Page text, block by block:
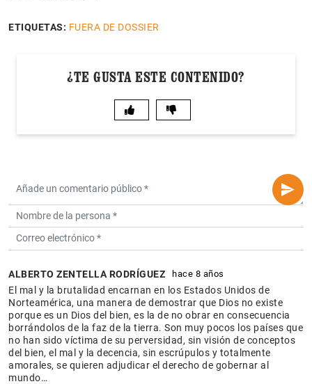
ETIQUETAS: FUERA DE DOSSIER
¿TE GUSTA ESTE CONTENIDO?
ALBERTO ZENTELLA RODRÍGUEZ hace 8 años
El mal y la brutalidad encarnan en los Estados Unidos de
Norteamérica, una manera de demostrar que Dios no existe
porque es un Dios del bien, es la de no obrar en consecuencia
borrándolos de la faz de la tierra. Son muy pocos los países que
no han sido víctima de su perversidad, sin visión de conceptos
del bien, el mal y la decencia, sin escrúpulos y totalmente
amorales, se quieren adjudicar el derecho de gobernar al
mundo…